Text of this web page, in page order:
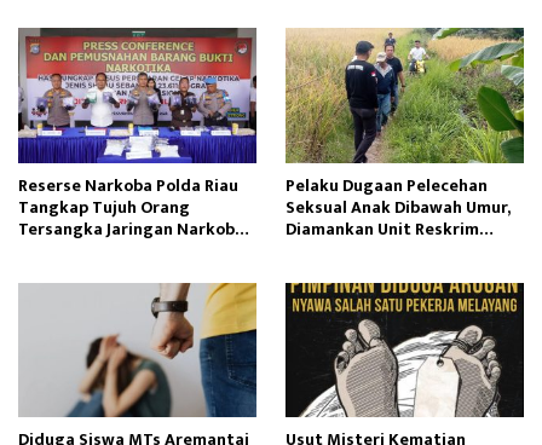
Reserse Narkoba Polda Riau
Tangkap Tujuh Orang
Tersangka Jaringan Narkoba
Pelaku Dugaan Pelecehan
Seksual Anak Dibawah Umur,
Diamankan Unit Reskrim